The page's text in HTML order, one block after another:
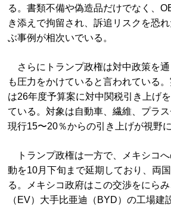
る。書類不備や偽造品だけでなく、
き添えで拘留され、訴追リスクを恐
ぶ事例が相次いでいる。
さらにトランプ政権は対中政策を
も圧力をかけていると言われている
は26年度予算案に対中関税引き上げ
ている。対象は自動車、繊維、プラス
現行15〜20％からの引き上げが視野に
トランプ政権は一方で、メキシコ
動を10月下旬まで延期しており、両
る。メキシコ政府はこの交渉をにら
（EV）大手比亜迪（BYD）の工場建